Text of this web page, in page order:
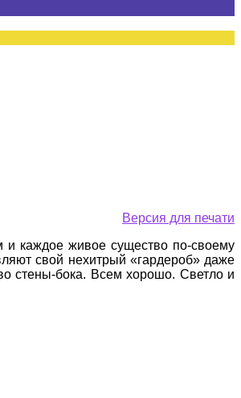
Версия для печати
каждое живое существо по-своему
свой нехитрый «гардероб» даже
стены-бока. Всем хорошо. Светло и